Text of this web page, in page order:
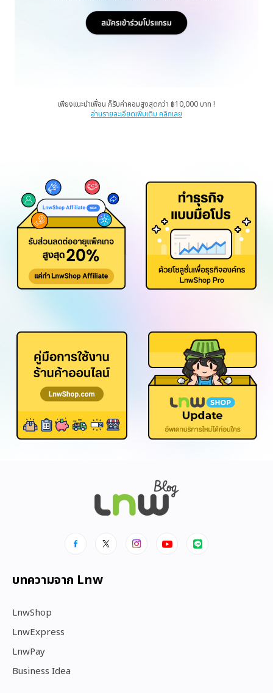
เพียงแนะนำเพื่อน ก็รับค่าคอมสูงสุดกว่า ฿10,000 บาท !
อ่านรายละเอียดเพิ่มเติม คลิกเลย
บทความจาก Lnw
LnwShop
LnwExpress
LnwPay
Business Idea